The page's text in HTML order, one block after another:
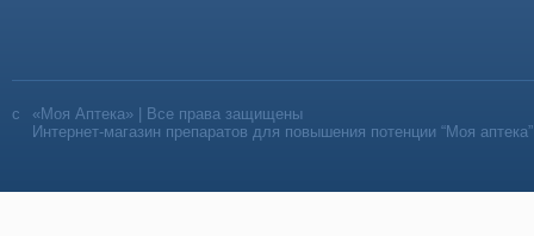
«Моя Аптека» | Все права защищены
Интернет-магазин препаратов для повышения потенции “Моя